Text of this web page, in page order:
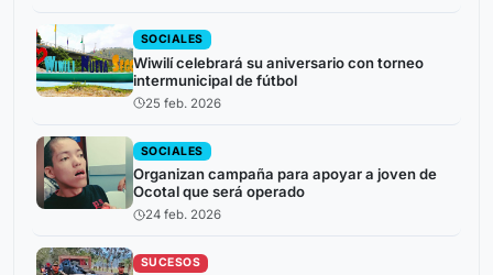
SOCIALES
Wiwilí celebrará su aniversario con torneo
intermunicipal de fútbol
25 feb. 2026
SOCIALES
Organizan campaña para apoyar a joven de
Ocotal que será operado
24 feb. 2026
SUCESOS